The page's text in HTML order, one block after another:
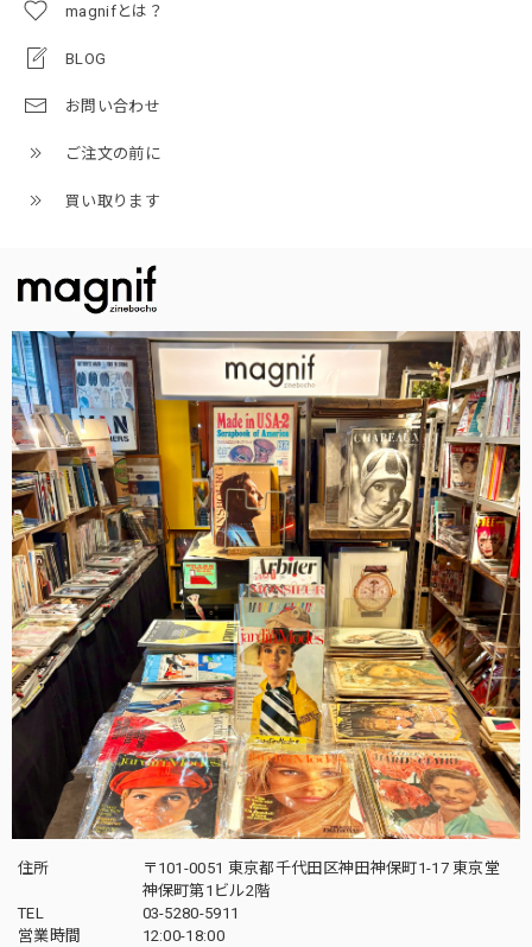
magnifとは？
BLOG
お問い合わせ
ご注文の前に
買い取ります
住所
〒101-0051 東京都千代田区神田神保町1-17 東京堂
神保町第1ビル2階
TEL
03-5280-5911
営業時間
12:00-18:00